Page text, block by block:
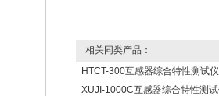
相关同类产品：
HTCT-300互感器综合特性测试仪
XUJI-1000C互感器综合特性测